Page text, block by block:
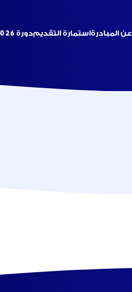
عن المبادرةاستمارة التقديمدورة 2026